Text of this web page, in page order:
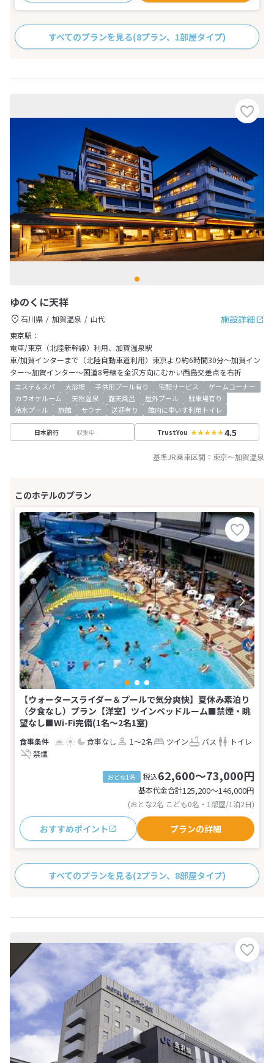
すべてのプランを見る(8プラン、1部屋タイプ)
ゆのくに天祥
施設詳細
石川県 加賀温泉
山代
東京駅：
電車/東京（北陸新幹線）利用、加賀温泉駅
車/加賀インターまで（北陸自動車道利用）東京より約6時間30分～加賀イン
ター～加賀インター～国道8号線を金沢方向にむかい西島交差点を右折
エステ＆スパ 大浴場 子供用プール有り 宅配サービス
ゲームコーナー
カラオケルーム
天然温泉 露天風呂 屋外プール
駐車場有り
冷水プール
旅館 サウナ 送迎有り 館内に車いす利用トイレ
日本旅行 収集中 TrustYou 4.5
基準JR乗車区間： 東京～加賀温泉
【ウォータースライダー＆プールで気分爽快】夏休み素泊り
（夕食なし）プラン【洋室】ツインベッドルーム■禁煙・眺
望なし■Wi-Fi完備(1名～2名1室)
食事なし 1～2名 ツイン バス
トイレ
禁煙
おとな1名 税込62,600～73,000円
基本代金合計125,200〜146,000円
(おとな2名 こども0名・1部屋/1泊2日)
おすすめポイント プランの詳細
すべてのプランを見る(2プラン、8部屋タイプ)